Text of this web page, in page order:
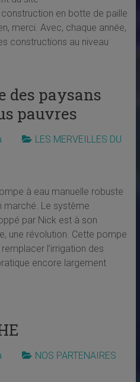
en botte de paille
merci. Avec, chaque année,
constructions au niveau
des paysans
pauvres
LES MERVEILLES DU
à eau manuelle robuste
marché. Le système
par Nick est à son
une révolution. Cette pompe
l’irrigation des
encore largement
NOS PARTENAIRES